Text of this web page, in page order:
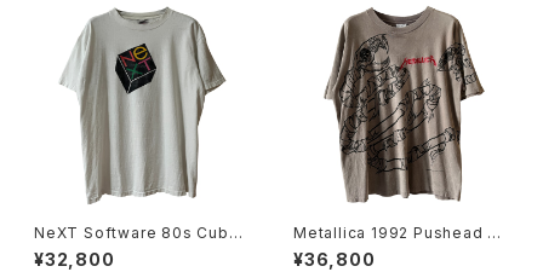
NeXT Software 80s Cube
Logo Tee
¥32,800
Metallica 1992 Pushead Sn
ake All Over Print Band Te
¥36,800